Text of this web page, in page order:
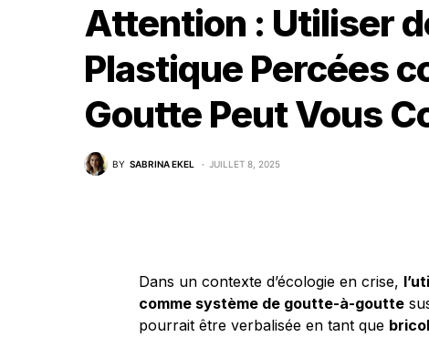
Attention : Utiliser
Plastique Percées
Goutte Peut Vous
BY SABRINA EKEL JUILLET 8, 2025
Dans un contexte d’écologie en crise,
comme système de goutte-à-goutte
pourrait être verbalisée en tant que